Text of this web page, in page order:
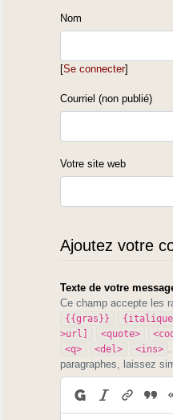
Nom
[Se connecter]
Courriel (non publié)
Votre site web
Ajoutez votre
Texte de votre
Ce champ accepte les
{{gras}}
>url]
<quote>
<q> <del> <ins>
paragraphes, laissez